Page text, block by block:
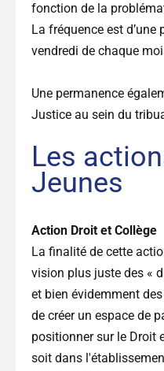
fonction de la
La fréquence est
vendredi de chaque
Une permanence
Justice au sein du
Les
Jeunes
Action Droit et Collège
La finalité de cette
vision plus juste des «
et bien évidemment
de créer un espace de
positionner sur le Droit
soit dans